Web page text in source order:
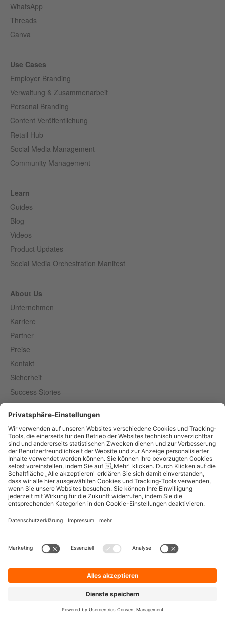
WhatsApp
Threads
Canva
Use Cases
Employer Branding
Verwaltung & Zusammenarbeit
Personal Branding
Content Veröffentlichung
Retail Hub
Social Media Management
Community Management
Learn
Guides
Blog
Videos
Product Updates
Social Media Orchestration Manifest
About Us
Unternehmen
Karriere
Partner
Preise
Kontakt
Sicherheit
Success Stories
Entirely
censhare
ELAINE
MARMIND
quintly
Deutsch
© 2026 Facelift brand building technologies GmbH
Datenschutzerklärung